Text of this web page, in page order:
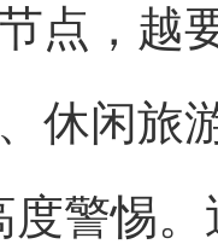
，越要
休闲旅
度警惕